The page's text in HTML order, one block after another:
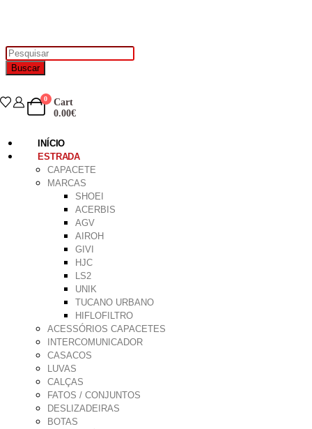
Buscar
0
Cart
0.00€
INÍCIO
ESTRADA
CAPACETE
MARCAS
SHOEI
ACERBIS
AGV
AIROH
GIVI
HJC
LS2
UNIK
TUCANO URBANO
HIFLOFILTRO
ACESSÓRIOS CAPACETES
INTERCOMUNICADOR
CASACOS
LUVAS
CALÇAS
FATOS / CONJUNTOS
DESLIZADEIRAS
BOTAS